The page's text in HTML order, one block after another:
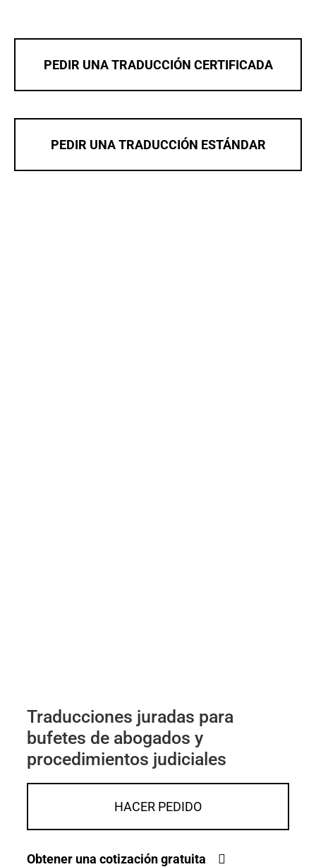
PEDIR UNA TRADUCCIÓN CERTIFICADA
PEDIR UNA TRADUCCIÓN ESTÁNDAR
Traducciones juradas para
bufetes de abogados y
procedimientos judiciales
HACER PEDIDO
Obtener una cotización gratuita